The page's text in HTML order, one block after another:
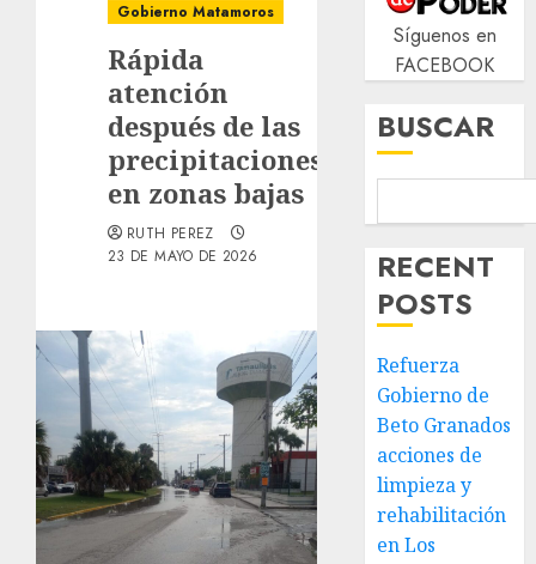
Gobierno Matamoros
Rápida
atención
después de las
precipitaciones
en zonas bajas
RUTH PEREZ
23 DE MAYO DE 2026
Síguenos en
FACEBOOK
BUSCAR
RECENT
POSTS
Refuerza
Gobierno de
Beto Granados
acciones de
limpieza y
rehabilitación
en Los